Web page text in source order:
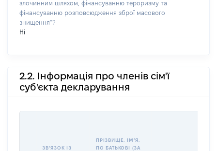
злочинним шляхом, фінансуванню тероризму та
фінансуванню розповсюдження зброї масового
знищення”?
Ні
2.2. Інформація про членів сім'ї
суб'єкта декларування
ЗВʼЯЗОК ІЗ
ПРІЗВИЩЕ, ІМʼЯ,
ПО БАТЬКОВІ (ЗА